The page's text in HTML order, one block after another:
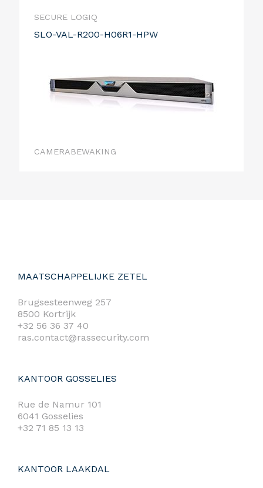
SECURE LOGIQ
SLO-VAL-R200-H06R1-HPW
CAMERABEWAKING
MAATSCHAPPELIJKE ZETEL
Brugsesteenweg 257
8500 Kortrijk
+32 56 36 37 40
ras.contact@rassecurity.com
KANTOOR GOSSELIES
Rue de Namur 101
6041 Gosselies
+32 71 85 13 13
KANTOOR LAAKDAL